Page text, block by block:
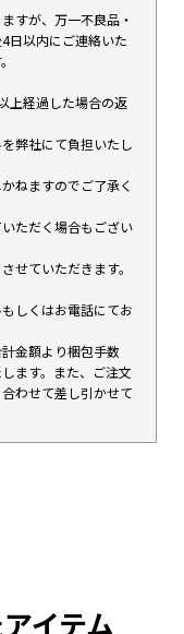
すが、万一不良品・
日以内にご連絡いた
上経過した場合の返
弊社にて負担いたし
ねますのでご了承く
ただく場合もござい
せていただきます。
しくはお電話にてお
金額より梱包手数
ます。また、ご注文
わせて差し引かせて
イテム